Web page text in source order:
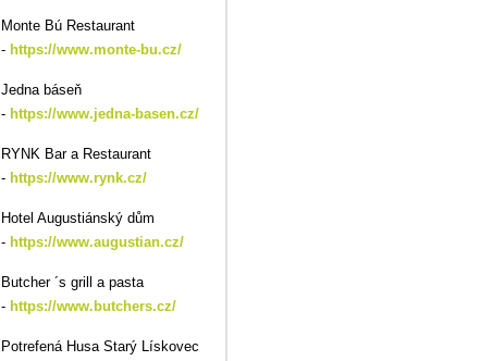
Monte Bú Restaurant
- https://www.monte-bu.cz/
Jedna báseň
- https://www.jedna-basen.cz/
RYNK Bar a Restaurant
- https://www.rynk.cz/
Hotel Augustiánský dům
- https://www.augustian.cz/
Butcher ´s grill a pasta
- https://www.butchers.cz/
Potrefená Husa Starý Lískovec